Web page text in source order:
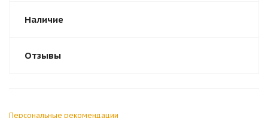
Наличие
Отзывы
Персональные рекомендации